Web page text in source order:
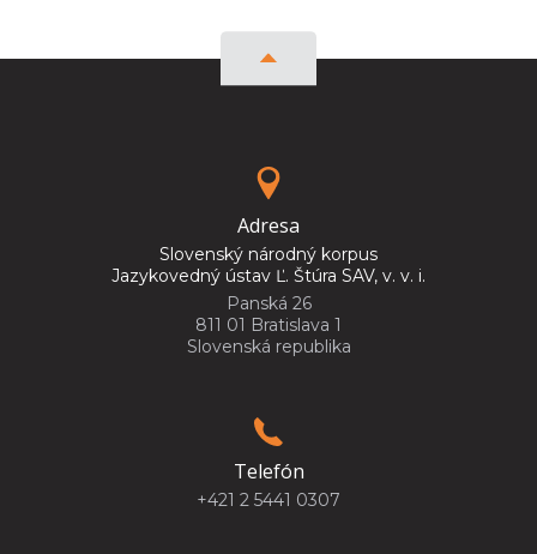
Adresa
Slovenský národný korpus
Jazykovedný ústav Ľ. Štúra SAV, v. v. i.
Panská 26
811 01 Bratislava 1
Slovenská republika
Telefón
+421 2 5441 0307